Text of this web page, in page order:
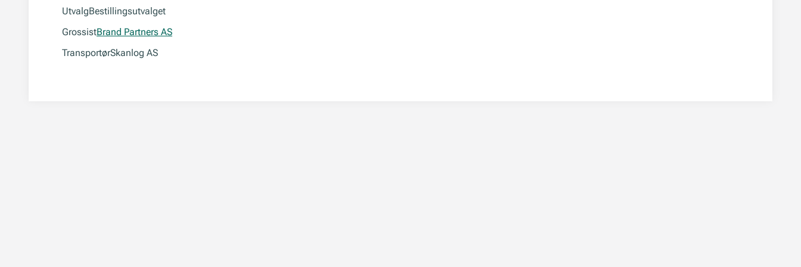
UtvalgBestillingsutvalget
GrossistBrand Partners AS
TransportørSkanlog AS